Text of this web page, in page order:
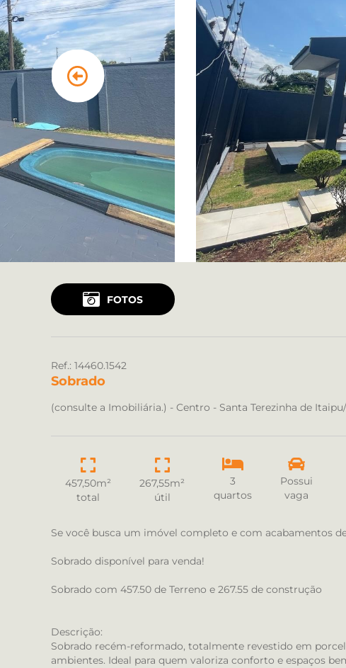
FOTOS
Ref.: 14460.1542
Sobrado
(consulte a Imobiliária.) - Centro - Santa Terezinha de
457,50m²
total
267,55m²
útil
3
quartos
Possui
vaga
Se você busca um imóvel completo e com acabamentos
Sobrado disponível para venda!
Sobrado com 457.50 de Terreno e 267.55 de construção
Descrição:
Sobrado recém-reformado, totalmente revestido em
ambientes. Ideal para quem valoriza conforto e espaços